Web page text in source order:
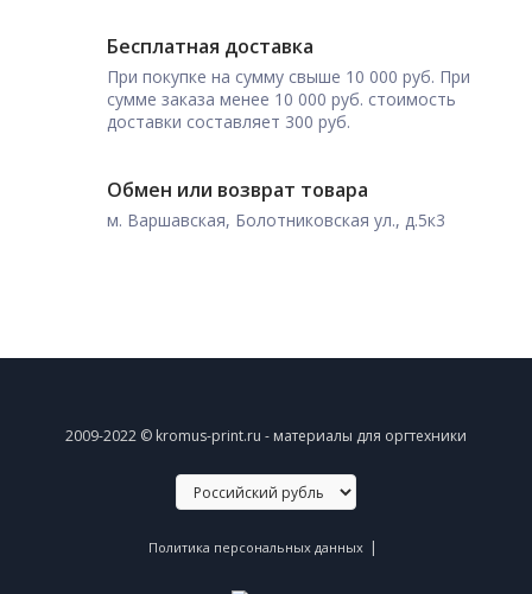
Бесплатная доставка
При покупке на сумму свыше 10 000 руб. При
сумме заказа менее 10 000 руб. стоимость
доставки составляет 300 руб.
Обмен или возврат товара
м. Варшавская, Болотниковская ул., д.5к3
2009-2022 © kromus-print.ru - материалы для оргтехники
Политика персональных данных |